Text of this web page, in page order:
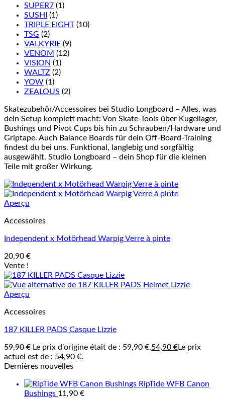
SUPER7 (1)
SUSHI
(1)
TRIPLE EIGHT (10)
TSG (2)
VALKYRIE (9)
VENOM (12)
VISION (1)
WALTZ (2)
YOW (1)
ZEALOUS (2)
Skatezubehör/Accessoires bei Studio Longboard – Alles, was
dein Setup komplett macht: Von Skate-Tools über Kugellager,
Bushings und Pivot Cups bis hin zu Schrauben/Hardware und
Griptape. Auch Balance Boards für dein Off-Board-Training
findest du bei uns. Funktional, langlebig und sorgfältig
ausgewählt. Studio Longboard – dein Shop für die kleinen
Teile mit großer Wirkung.
Aperçu
Accessoires
Independent x Motörhead Warpig Verre à pinte
20,90 €
Vente !
Aperçu
Accessoires
187 KILLER PADS Casque Lizzie
59,90€ Le prix d'origine était de : 59,90 €.54,90 €Le prix
actuel est de : 54,90 €.
Dernières nouvelles
RipTide WFB Canon
Bushings 11,90 €